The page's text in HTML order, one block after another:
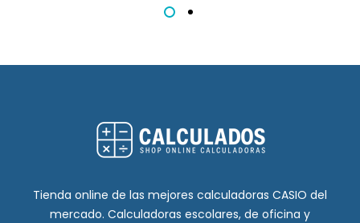
Tienda online de las mejores calculadoras CASIO del
mercado. Calculadoras escolares, de oficina y